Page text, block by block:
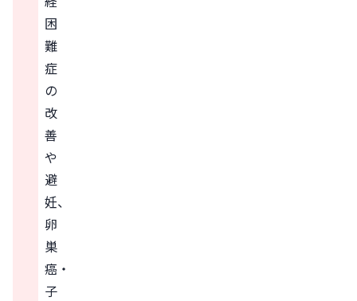
困
難
症
の
改
善
や
避
妊、
卵
巣
癌・
子